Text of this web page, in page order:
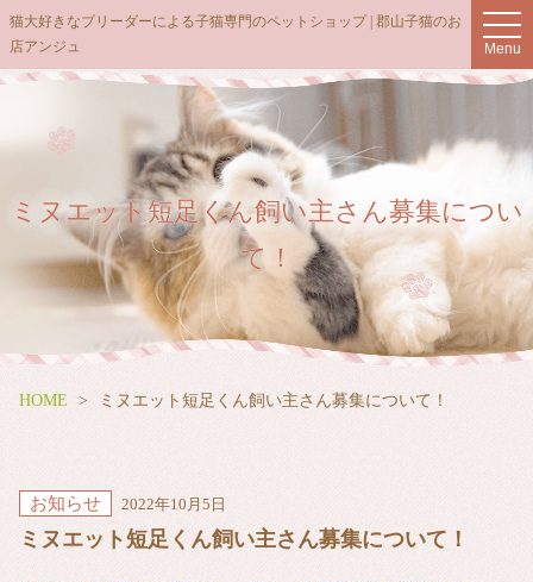
t
o
g
g
a
v
a
t
o
Menu
猫大好きなブリーダーによる子猫専門のペットショップ | 郡山子猫のお
店アンジュ
ミヌエット短足くん飼い主さん募集につい
て！
HOME ミヌエット短足くん飼い主さん募集について！
お知らせ 2022年10月5日
ミヌエット短足くん飼い主さん募集について！